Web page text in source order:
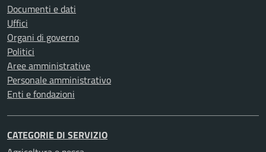
Documenti e dati
Uffici
Organi di governo
Politici
Aree amministrative
Personale amministrativo
Enti e fondazioni
CATEGORIE DI SERVIZIO